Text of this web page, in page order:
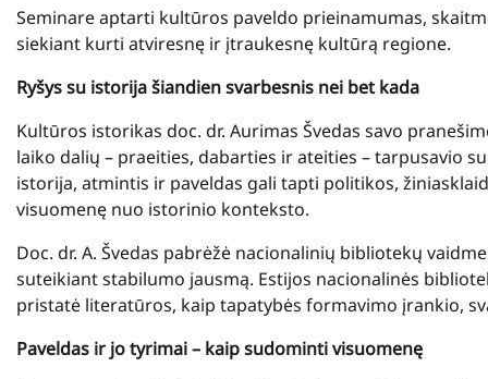
Seminare aptarti kultūros paveldo prieinamumas,
siekiant kurti atviresnę ir įtraukesnę kultūrą regione.
Ryšys su istorija šiandien svarbesnis nei bet kada
Kultūros istorikas doc. dr. Aurimas Švedas savo
laiko dalių – praeities, dabarties ir ateities – tarpusavio
istorija, atmintis ir paveldas gali tapti politikos,
visuomenę nuo istorinio konteksto.
Doc. dr. A. Švedas pabrėžė nacionalinių bibliotekų
suteikiant stabilumo jausmą. Estijos nacionalinės
pristatė literatūros, kaip tapatybės formavimo įrankio,
Paveldas ir jo tyrimai – kaip sudominti visuomenę